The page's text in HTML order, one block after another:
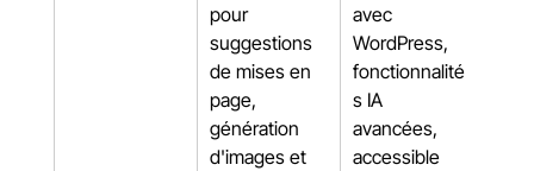
pour
suggestions
de mises en
page,
génération
d'images et
avec
WordPress,
fonctionnalité
s IA
avancées,
accessible